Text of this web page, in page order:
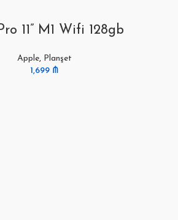
11” M1 Wifi 128gb
Apple, Planşet
1,699 ₼